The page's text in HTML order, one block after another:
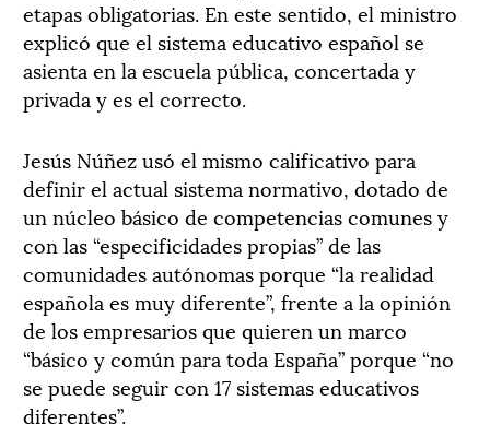
etapas obligatorias. En este sentido, el ministro
explicó que el sistema educativo español se
asienta en la escuela pública, concertada y
privada y es el correcto.
Jesús Núñez usó el mismo calificativo para
definir el actual sistema normativo, dotado de
un núcleo básico de competencias comunes y
con las “especificidades propias” de las
comunidades autónomas porque “la realidad
española es muy diferente”, frente a la opinión
de los empresarios que quieren un marco
“básico y común para toda España” porque “no
se puede seguir con 17 sistemas educativos
diferentes”.